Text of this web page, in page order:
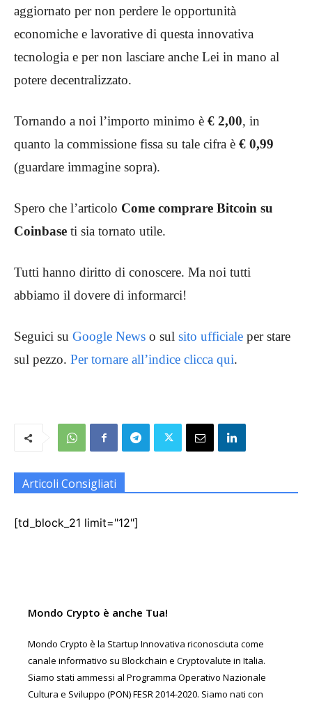
aggiornato per non perdere le opportunità
economiche e lavorative di questa innovativa
tecnologia e per non lasciare anche Lei in mano al
potere decentralizzato.
Tornando a noi l’importo minimo è € 2,00, in
quanto la commissione fissa su tale cifra è € 0,99
(guardare immagine sopra).
Spero che l’articolo Come comprare Bitcoin su
Coinbase ti sia tornato utile.
Tutti hanno diritto di conoscere. Ma noi tutti
abbiamo il dovere di informarci!
Seguici su Google News o sul sito ufficiale per stare
sul pezzo. Per tornare all’indice clicca qui.
Articoli Consigliati
[td_block_21 limit="12"]
Mondo Crypto è anche Tua!
Mondo Crypto è la Startup Innovativa riconosciuta come
canale informativo su Blockchain e Cryptovalute in Italia.
Siamo stati ammessi al Programma Operativo Nazionale
Cultura e Sviluppo (PON) FESR 2014-2020. Siamo nati con